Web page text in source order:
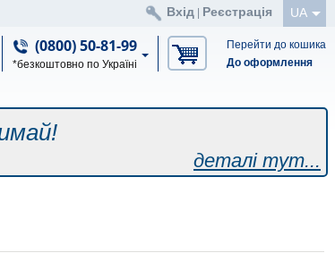
UA
Вхід Реєстрація
(0800) 50-81-99
*безкоштовно по Україні
Перейти до кошика
До оформлення
деталі тут...